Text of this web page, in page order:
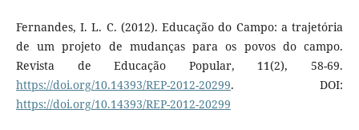
Fernandes, I. L. C. (2012). Educação do Campo: a trajetória
de um projeto de mudanças para os povos do campo.
Revista de Educação Popular, 11(2), 58-69.
https://doi.org/10.14393/REP-2012-20299. DOI:
https://doi.org/10.14393/REP-2012-20299